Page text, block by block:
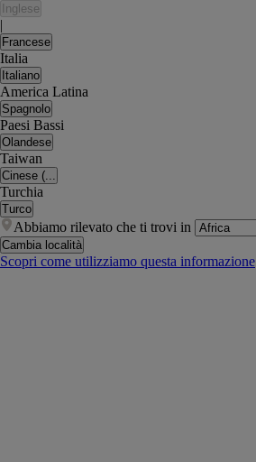
Inglese
|
Francese
Italia
Italiano
America Latina
Spagnolo
Paesi Bassi
Olandese
Taiwan
Cinese (...
Turchia
Turco
Abbiamo rilevato che ti trovi in
Cambia località
Scopri come utilizziamo questa informazione